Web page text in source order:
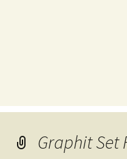
Graphit Set